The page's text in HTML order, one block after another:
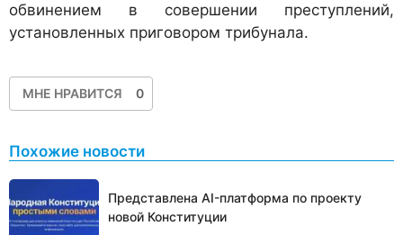
обвинением в совершении преступлений,
установленных приговором трибунала.
МНЕ НРАВИТСЯ 0
Похожие новости
Представлена AI-платформа по проекту
новой Конституции